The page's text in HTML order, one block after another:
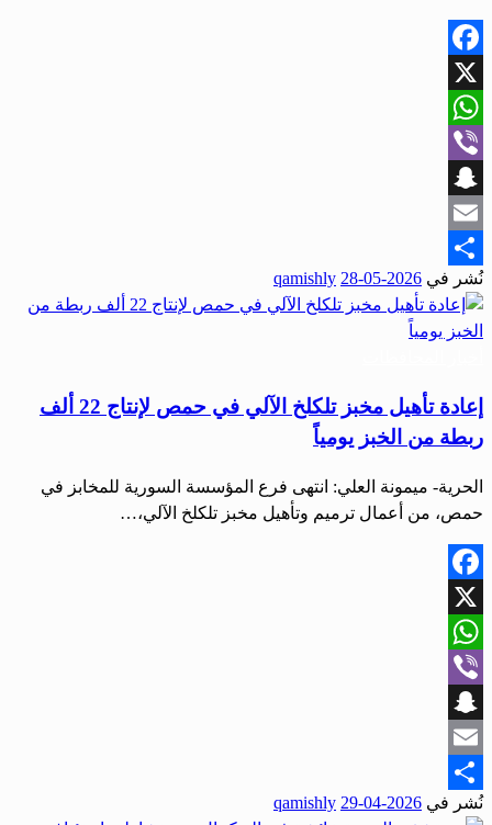
Facebook
X
WhatsApp
Viber
Snapchat
Email
Share
نُشر في 2026-05-28
qamishly
إعادة تأهيل مخبز تلكلخ الآلي في حمص لإنتاج 22 ألف
ربطة من الخبز يومياً
الحرية- ميمونة العلي: انتهى فرع المؤسسة السورية للمخابز في
حمص، من أعمال ترميم وتأهيل مخبز تلكلخ الآلي،…
Facebook
X
WhatsApp
Viber
Snapchat
Email
Share
نُشر في 2026-04-29
qamishly